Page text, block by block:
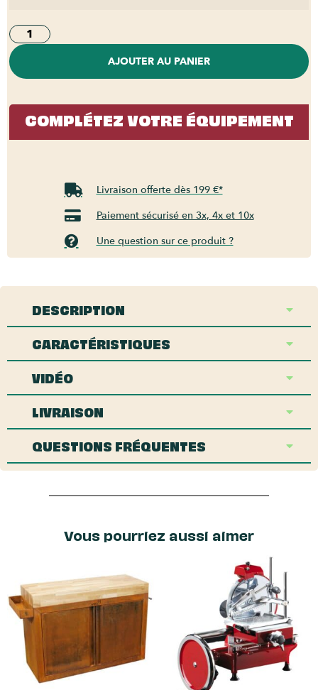
AJOUTER AU PANIER
COMPLÉTEZ VOTRE ÉQUIPEMENT
Livraison offerte dès 199 €*
Paiement sécurisé en 3x, 4x et 10x
Une question sur ce produit ?
DESCRIPTION
CARACTÉRISTIQUES
VIDÉO
LIVRAISON
QUESTIONS FRÉQUENTES
Vous pourriez aussi aimer